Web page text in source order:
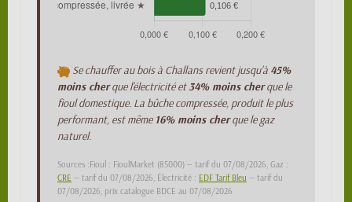
Se chauffer au bois à Challans revient jusqu'à 45%
moins cherque l'électricité et34% moins cherque le
fioul domestique. La bûche compressée, produit le plus
performant, est même 16% moins cherque le gaz
naturel.
Sources :Fioul : FioulMarket (85000) — tarif du 07/08/2026, Gaz :
CRE — tarif du 07/08/2026, Électricité : EDF Tarif Bleu — tarif du
07/08/2026, prix catalogue BDCE au 07/08/2026